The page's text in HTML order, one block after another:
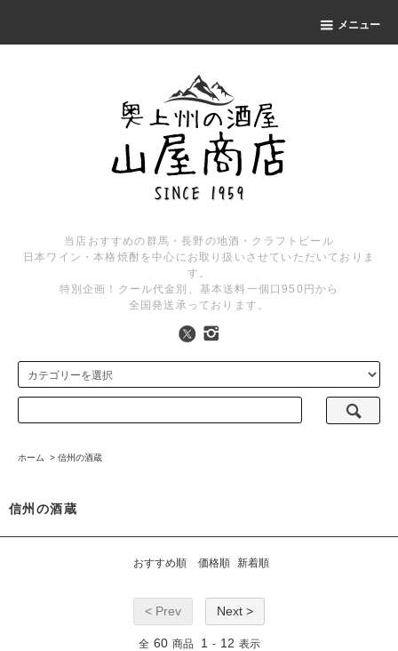
メニュー
当店おすすめの群馬・長野の地酒・クラフトビール
日本ワイン・本格焼酎を中心にお取り扱いさせていただいておりま
す。
特別企画！クール代金別、基本送料一個口950円から
全国発送承っております。
ホーム > 信州の酒蔵
信州の酒蔵
おすすめ順 価格順 新着順
< Prev Next >
全 60 商品 1 - 12 表示